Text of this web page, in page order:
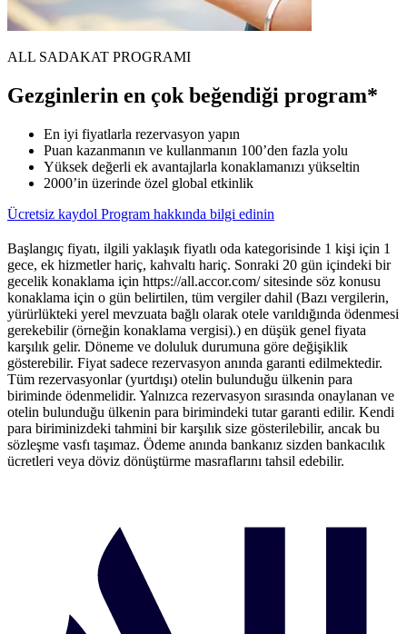
ALL SADAKAT PROGRAMI
Gezginlerin en çok beğendiği program*
En iyi fiyatlarla rezervasyon yapın
Puan kazanmanın ve kullanmanın 100’den fazla yolu
Yüksek değerli ek avantajlarla konaklamanızı yükseltin
2000’in üzerinde özel global etkinlik
Ücretsiz kaydol Program hakkında bilgi edinin
Başlangıç fiyatı, ilgili yaklaşık fiyatlı oda kategorisinde 1 kişi için 1
gece, ek hizmetler hariç, kahvaltı hariç. Sonraki 20 gün içindeki bir
gecelik konaklama için https://all.accor.com/ sitesinde söz konusu
konaklama için o gün belirtilen, tüm vergiler dahil (Bazı vergilerin,
yürürlükteki yerel mevzuata bağlı olarak otele varıldığında ödenmesi
gerekebilir (örneğin konaklama vergisi).) en düşük genel fiyata
karşılık gelir. Döneme ve doluluk durumuna göre değişiklik
gösterebilir. Fiyat sadece rezervasyon anında garanti edilmektedir.
Tüm rezervasyonlar (yurtdışı) otelin bulunduğu ülkenin para
biriminde ödenmelidir. Yalnızca rezervasyon sırasında onaylanan ve
otelin bulunduğu ülkenin para birimindeki tutar garanti edilir. Kendi
para biriminizdeki tahmini bir karşılık size gösterilebilir, ancak bu
sözleşme vasfı taşımaz. Ödeme anında bankanız sizden bankacılık
ücretleri veya döviz dönüştürme masraflarını tahsil edebilir.